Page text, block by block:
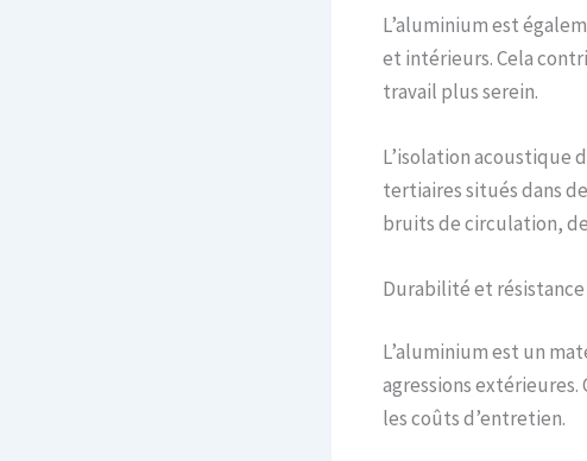
L’aluminium est
et intérieurs. Cela
travail plus serein.
L’isolation acoustique
tertiaires situés dans
bruits de circulation,
Durabilité et résistance
L’aluminium est un
agressions
les coûts d’entretien.